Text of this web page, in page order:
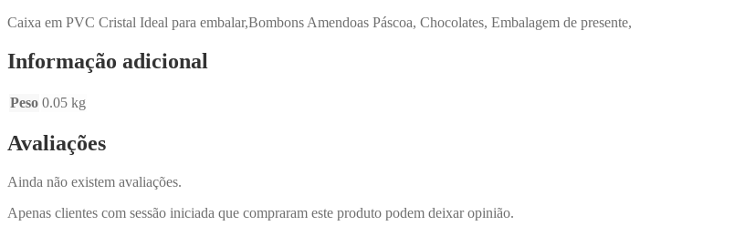
Caixa em PVC Cristal Ideal para embalar,Bombons Amendoas Páscoa, Chocolates, Embalagem de presente,
Informação adicional
Peso 0.05 kg
Avaliações
Ainda não existem avaliações.
Apenas clientes com sessão iniciada que compraram este produto podem deixar opinião.